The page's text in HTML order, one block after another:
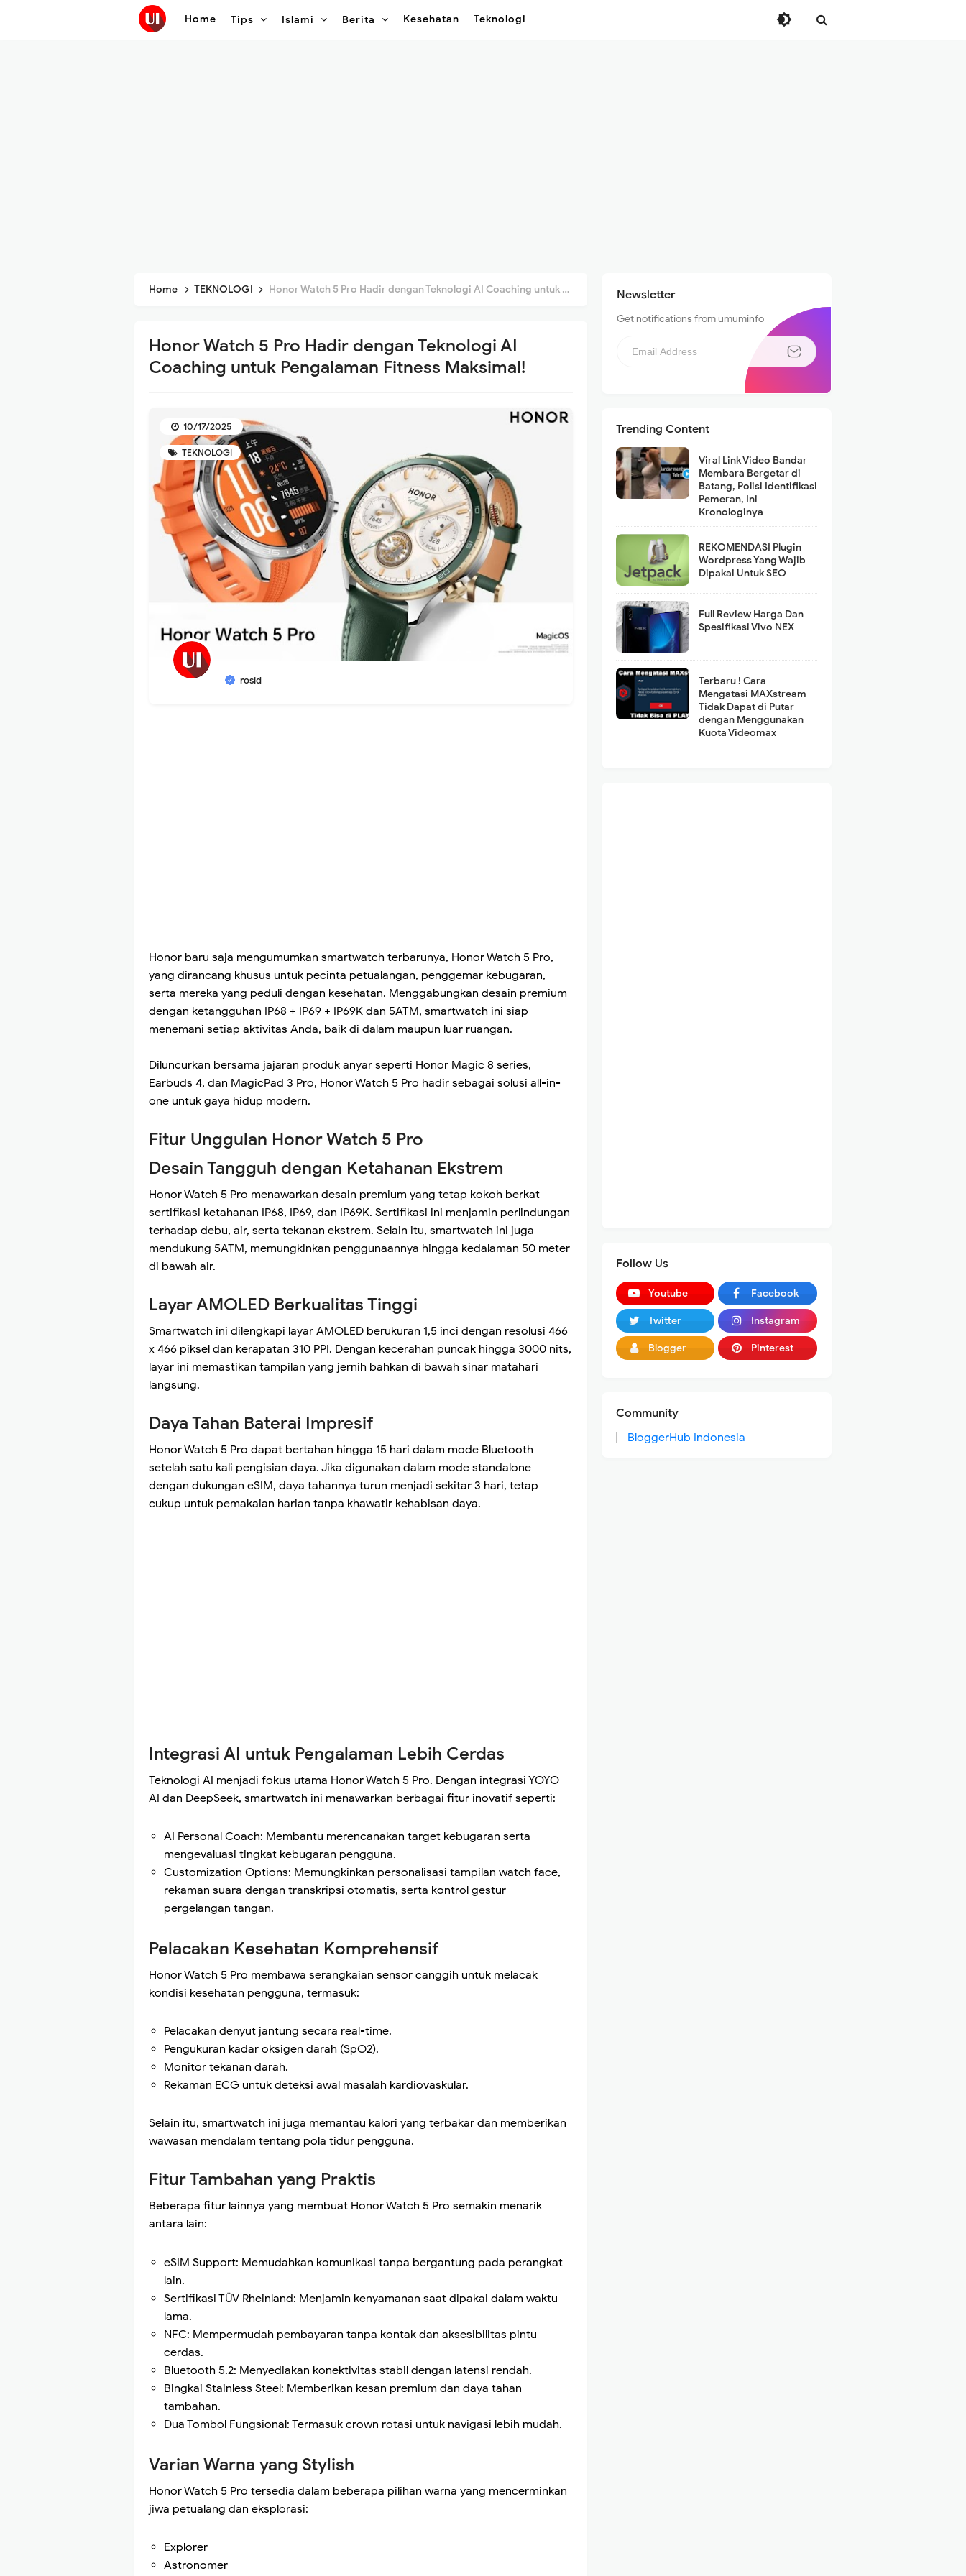
Home Tips Islami Berita Kesehatan Teknologi
Home TEKNOLOGI Honor Watch 5 Pro Hadir dengan Teknologi AI Coaching untuk Pengalaman Fitness Maksimal!
Honor Watch 5 Pro Hadir dengan Teknologi AI
Coaching untuk Pengalaman Fitness Maksimal!
TEKNOLOGI
rosid
10/17/2025
Honor baru saja mengumumkan smartwatch terbarunya, Honor Watch 5 Pro,
yang dirancang khusus untuk pecinta petualangan, penggemar kebugaran,
serta mereka yang peduli dengan kesehatan. Menggabungkan desain premium
dengan ketangguhan IP68 + IP69 + IP69K dan 5ATM, smartwatch ini siap
menemani setiap aktivitas Anda, baik di dalam maupun luar ruangan.
Diluncurkan bersama jajaran produk anyar seperti Honor Magic 8 series,
Earbuds 4, dan MagicPad 3 Pro, Honor Watch 5 Pro hadir sebagai solusi all-in-
one untuk gaya hidup modern.
Fitur Unggulan Honor Watch 5 Pro
Desain Tangguh dengan Ketahanan Ekstrem
Honor Watch 5 Pro menawarkan desain premium yang tetap kokoh berkat
sertifikasi ketahanan IP68, IP69, dan IP69K. Sertifikasi ini menjamin perlindungan
terhadap debu, air, serta tekanan ekstrem. Selain itu, smartwatch ini juga
mendukung 5ATM, memungkinkan penggunaannya hingga kedalaman 50 meter
di bawah air.
Layar AMOLED Berkualitas Tinggi
Smartwatch ini dilengkapi layar AMOLED berukuran 1,5 inci dengan resolusi 466
x 466 piksel dan kerapatan 310 PPI. Dengan kecerahan puncak hingga 3000 nits,
layar ini memastikan tampilan yang jernih bahkan di bawah sinar matahari
langsung.
Daya Tahan Baterai Impresif
Honor Watch 5 Pro dapat bertahan hingga 15 hari dalam mode Bluetooth
setelah satu kali pengisian daya. Jika digunakan dalam mode standalone
dengan dukungan eSIM, daya tahannya turun menjadi sekitar 3 hari, tetap
cukup untuk pemakaian harian tanpa khawatir kehabisan daya.
Integrasi AI untuk Pengalaman Lebih Cerdas
Teknologi AI menjadi fokus utama Honor Watch 5 Pro. Dengan integrasi YOYO
AI dan DeepSeek, smartwatch ini menawarkan berbagai fitur inovatif seperti:
AI Personal Coach: Membantu merencanakan target kebugaran serta
mengevaluasi tingkat kebugaran pengguna.
Customization Options: Memungkinkan personalisasi tampilan watch face,
rekaman suara dengan transkripsi otomatis, serta kontrol gestur
pergelangan tangan.
Pelacakan Kesehatan Komprehensif
Honor Watch 5 Pro membawa serangkaian sensor canggih untuk melacak
kondisi kesehatan pengguna, termasuk:
Pelacakan denyut jantung secara real-time.
Pengukuran kadar oksigen darah (SpO2).
Monitor tekanan darah.
Rekaman ECG untuk deteksi awal masalah kardiovaskular.
Selain itu, smartwatch ini juga memantau kalori yang terbakar dan memberikan
wawasan mendalam tentang pola tidur pengguna.
Fitur Tambahan yang Praktis
Beberapa fitur lainnya yang membuat Honor Watch 5 Pro semakin menarik
antara lain:
eSIM Support: Memudahkan komunikasi tanpa bergantung pada perangkat
lain.
Sertifikasi TÜV Rheinland: Menjamin kenyamanan saat dipakai dalam waktu
lama.
NFC: Mempermudah pembayaran tanpa kontak dan aksesibilitas pintu
cerdas.
Bluetooth 5.2: Menyediakan konektivitas stabil dengan latensi rendah.
Bingkai Stainless Steel: Memberikan kesan premium dan daya tahan
tambahan.
Dua Tombol Fungsional: Termasuk crown rotasi untuk navigasi lebih mudah.
Varian Warna yang Stylish
Honor Watch 5 Pro tersedia dalam beberapa pilihan warna yang mencerminkan
jiwa petualang dan eksplorasi:
Explorer
Astronomer
Newsletter
Get notifications from umuminfo
Trending Content
Viral Link Video Bandar
Membara Bergetar di
Batang, Polisi Identifikasi
Pemeran, Ini
Kronologinya
REKOMENDASI Plugin
Wordpress Yang Wajib
Dipakai Untuk SEO
Full Review Harga Dan
Spesifikasi Vivo NEX
Terbaru ! Cara
Mengatasi MAXstream
Tidak Dapat di Putar
dengan Menggunakan
Kuota Videomax
Follow Us
Youtube Facebook
Twitter Instagram
Blogger Pinterest
Community